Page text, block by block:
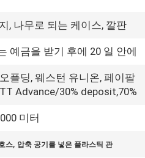
, 나무로 되는 케이스, 깔판
예금을 받기 후에 20 일 안에
플딩, 웨스턴 유니온, 페이팔
Advance/30% deposit,70%
미터
스, 압축 공기를 넣은 플라스틱 관